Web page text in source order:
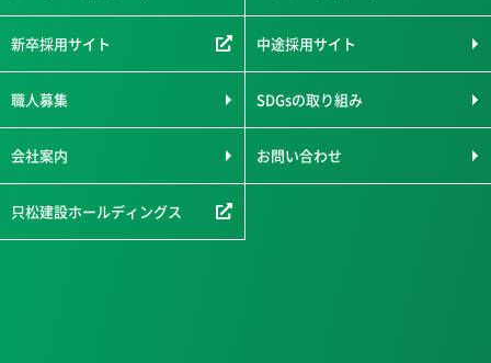
新卒採用サイト 中途採用サイト
職人募集 SDGsの取り組み
会社案内 お問い合わせ
只松建設ホールディングス